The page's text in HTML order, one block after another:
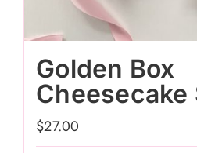
Golden Box
Cheesecake
$27.00